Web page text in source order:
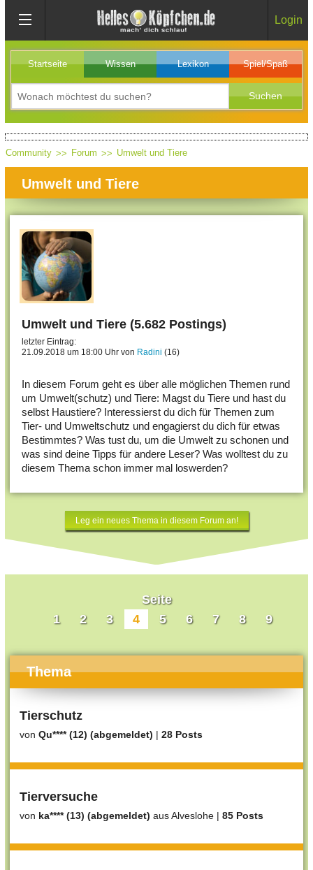
Login
Startseite Wissen Lexikon Spiel/Spaß
Community Forum Umwelt und Tiere
Umwelt und Tiere
Umwelt und Tiere (5.682 Postings)
letzter Eintrag:
21.09.2018 um 18:00 Uhr von Radini (16)
In diesem Forum geht es über alle möglichen Themen rund
um Umwelt(schutz) und Tiere: Magst du Tiere und hast du
selbst Haustiere? Interessierst du dich für Themen zum
Tier- und Umweltschutz und engagierst du dich für etwas
Bestimmtes? Was tust du, um die Umwelt zu schonen und
was sind deine Tipps für andere Leser? Was wolltest du zu
diesem Thema schon immer mal loswerden?
Leg ein neues Thema in diesem Forum an!
Seite
1
2 3 4 5 6 7 8 9
Thema
Tierschutz
von Qu**** (12) (abgemeldet) | 28 Posts
Tierversuche
von ka**** (13) (abgemeldet) aus Alveslohe | 85 Posts